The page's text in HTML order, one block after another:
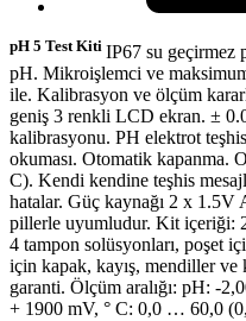
pH 5 Test Kiti IP67 su geçirmez
pH. Mikroişlemci ve
ile. Kalibrasyon ve ölçüm
geniş 3 renkli LCD ekran. ±
kalibrasyonu. PH elektrot
okuması. Otomatik kapanma.
C). Kendi kendine teşhis
hatalar. Güç kaynağı 2 x
pillerle uyumludur. Kit içeriği:
4 tampon solüsyonları, poşet
için kapak, kayış, mendiller ve
garanti. Ölçüm aralığı: pH: -
+ 1900 mV, ° C: 0,0 … 60,0